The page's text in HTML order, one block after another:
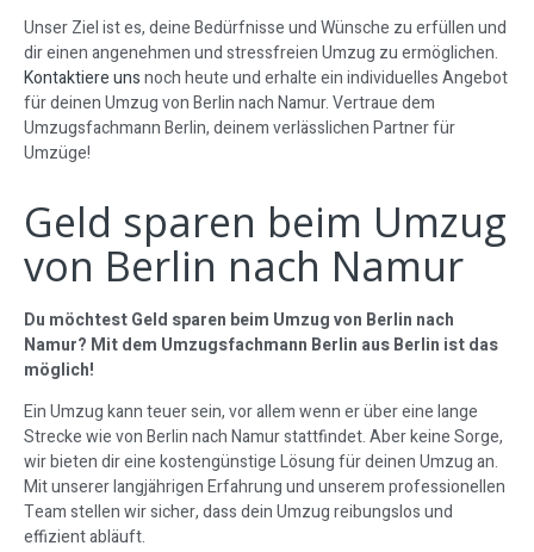
Unser Ziel ist es, deine Bedürfnisse und Wünsche zu erfüllen und
dir einen angenehmen und stressfreien Umzug zu ermöglichen.
Kontaktiere unsnoch heute und erhalte ein individuelles Angebot
für deinen Umzug von Berlin nach Namur. Vertraue dem
Umzugsfachmann Berlin, deinem verlässlichen Partner für
Umzüge!
Geld sparen beim Umzug
von Berlin nach Namur
Du möchtest Geld sparen beim Umzug von Berlin nach
Namur? Mit dem Umzugsfachmann Berlin aus Berlin ist das
möglich!
Ein Umzug kann teuer sein, vor allem wenn er über eine lange
Strecke wie von Berlin nach Namur stattfindet. Aber keine Sorge,
wir bieten dir eine kostengünstige Lösung für deinen Umzug an.
Mit unserer langjährigen Erfahrung und unserem professionellen
Team stellen wir sicher, dass dein Umzug reibungslos und
effizient abläuft.